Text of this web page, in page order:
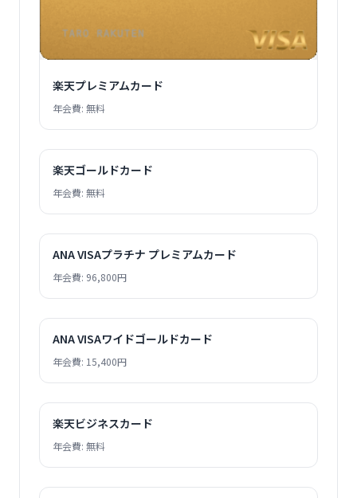
楽天プレミアムカード
年会費: 無料
楽天ゴールドカード
年会費: 無料
ANA VISAプラチナ プレミアムカード
年会費: 96,800円
ANA VISAワイドゴールドカード
年会費: 15,400円
楽天ビジネスカード
年会費: 無料